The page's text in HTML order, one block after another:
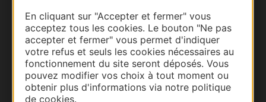
En cliquant sur "Accepter et fermer" vous
acceptez tous les cookies. Le bouton "Ne pas
accepter et fermer" vous permet d'indiquer
votre refus et seuls les cookies nécessaires au
fonctionnement du site seront déposés. Vous
pouvez modifier vos choix à tout moment ou
obtenir plus d'informations via notre politique
de cookies.